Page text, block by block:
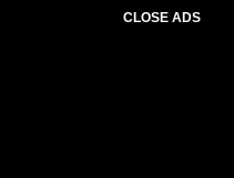
CLOSE ADS